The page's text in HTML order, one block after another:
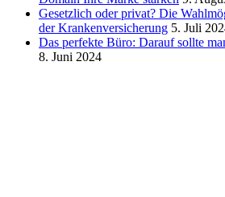
Gesetzlich oder privat? Die
der Krankenversicherung 5. Juli
Das perfekte Büro: Darauf sollte
8. Juni 2024